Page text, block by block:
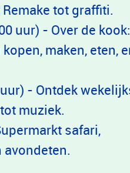
tot graffiti.
uur) - Over de kook:
maken, eten,
- Ontdek
muziek.
safari,